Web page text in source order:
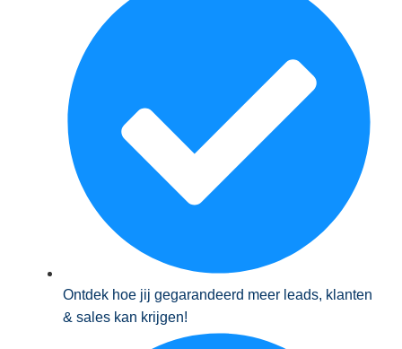
Ontdek hoe jij gegarandeerd meer leads, klanten
& sales kan krijgen!